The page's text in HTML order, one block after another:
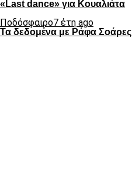
«Last dance» για Κουαλιάτα
Ποδόσφαιρο7 έτη ago
Τα δεδομένα με Ράφα Σοάρες